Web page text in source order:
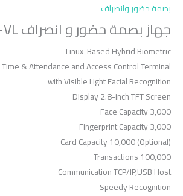
بصمة حضور وانصراف
جهاز بصمة حضور و انصراف MB560-VL
Linux-Based Hybrid Biometric
Time & Attendance and Access Control Terminal
with Visible Light Facial Recognition
Display 2.8-inch TFT Screen
Face Capacity 3,000
Fingerprint Capacity 3,000
Card Capacity 10,000 (Optional)
Transactions 100,000
Communication TCP/IP,USB Host
Speedy Recognition